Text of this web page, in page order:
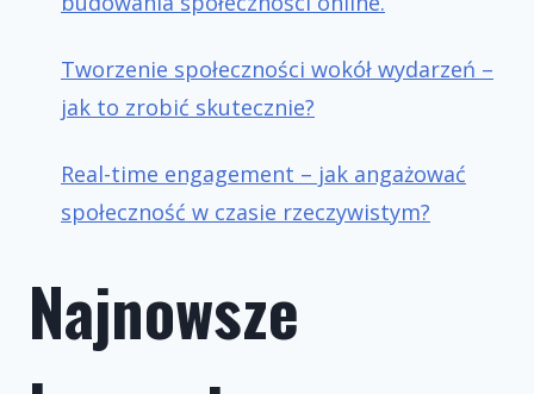
Tworzenie społeczności wokół wydarzeń –
jak to zrobić skutecznie?
Real-time engagement – jak angażować
społeczność w czasie rzeczywistym?
Najnowsze